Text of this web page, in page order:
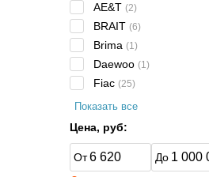
AE&T (2)
BRAIT (6)
Brima (1)
Daewoo (1)
Fiac (25)
Показать все
Цена, руб: